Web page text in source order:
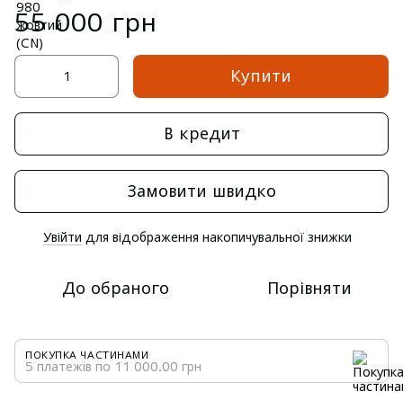
55 000 грн
Купити
В кредит
Замовити швидко
Увійти для відображення накопичувальної знижки
До обраного Порівняти
ПОКУПКА ЧАСТИНАМИ
5 платежів по 11 000.00 грн